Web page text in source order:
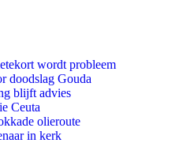
wordt probleem
doodslag Gouda
blijft advies
Ceuta
olieroute
in kerk